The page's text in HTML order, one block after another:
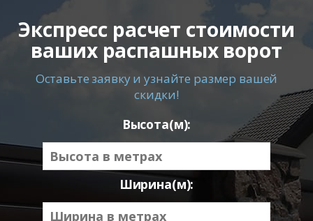
Экспресс расчет стоимости
ваших распашных ворот
Оставьте заявку и узнайте размер вашей
скидки!
Высота(м):
Ширина(м):